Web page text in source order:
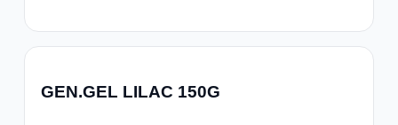
GEN.GEL LILAC 150G